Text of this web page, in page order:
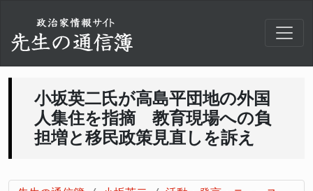
小坂英二氏が高島平団地の外国
人集住を指摘 教育現場への負
担増と移民政策見直しを訴え